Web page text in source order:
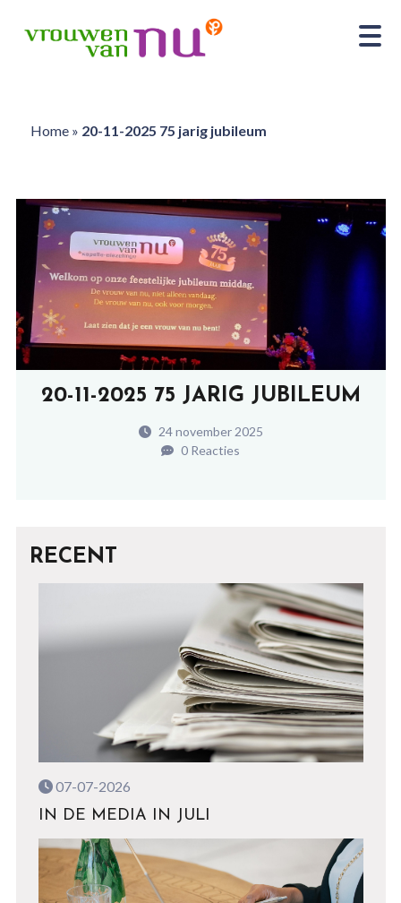
Home» 20-11-2025 75 jarig jubileum
20-11-2025 75 JARIG JUBILEUM
24 november 2025
0 Reacties
RECENT
07-07-2026
IN DE MEDIA IN JULI